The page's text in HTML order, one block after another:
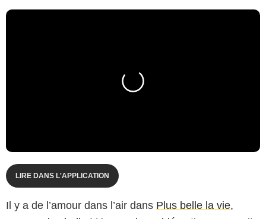
LIRE DANS L'APPLICATION
Il y a de l’amour dans l’air dans Plus belle la vie,